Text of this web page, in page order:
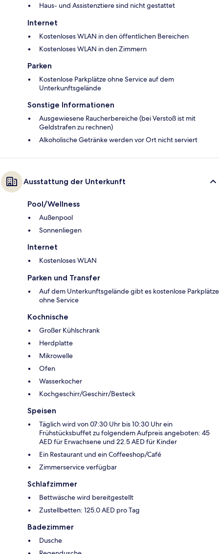
Haus- und Assistenztiere sind nicht gestattet
Internet
Kostenloses WLAN in den öffentlichen Bereichen
Kostenloses WLAN in den Zimmern
Parken
Kostenlose Parkplätze ohne Service auf dem
Unterkunftsgelände
Sonstige Informationen
Ausgewiesene Raucherbereiche (bei Verstoß ist mit
Geldstrafen zu rechnen)
Alkoholische Getränke werden vor Ort nicht serviert
Ausstattung der Unterkunft
Pool/Wellness
Außenpool
Sonnenliegen
Internet
Kostenloses WLAN
Parken und Transfer
Auf dem Unterkunftsgelände gibt es kostenlose Parkplätze
ohne Service
Kochnische
Großer Kühlschrank
Herdplatte
Mikrowelle
Ofen
Wasserkocher
Kochgeschirr/Geschirr/Besteck
Speisen
Täglich wird von 07:30 Uhr bis 10:30 Uhr ein
Frühstücksbuffet zu folgendem Aufpreis angeboten: 45
AED für Erwachsene und 22.5 AED für Kinder
Ein Restaurant und ein Coffeeshop/Café
Zimmerservice verfügbar
Schlafzimmer
Bettwäsche wird bereitgestellt
Zustellbetten: 125.0 AED pro Tag
Badezimmer
Dusche